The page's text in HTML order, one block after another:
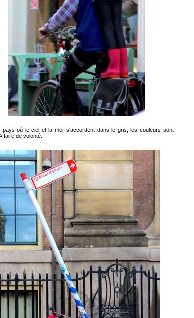
pays où le ciel et la mer s'accordent dans le gris, les couleurs sont
de volonté.